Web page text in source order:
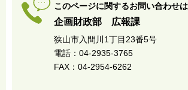
このページに関するお問い合わせは
企画財政部 広報課
狭山市入間川1丁目23番5号
電話：04-2935-3765
FAX：04-2954-6262